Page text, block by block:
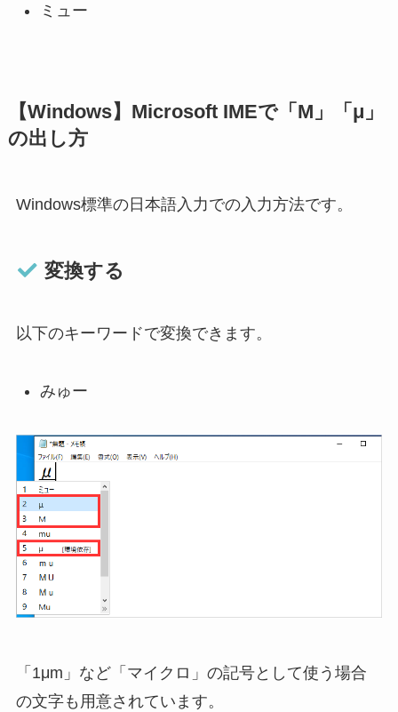
ミュー
【Windows】Microsoft IMEで「Μ」「μ」
の出し方
Windows標準の日本語入力での入力方法です。
変換する
以下のキーワードで変換できます。
みゅー
「1μm」など「マイクロ」の記号として使う場合
の文字も用意されています。